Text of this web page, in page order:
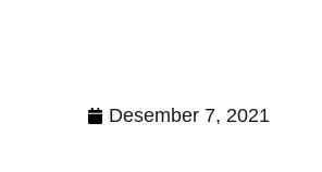
Desember 7, 2021